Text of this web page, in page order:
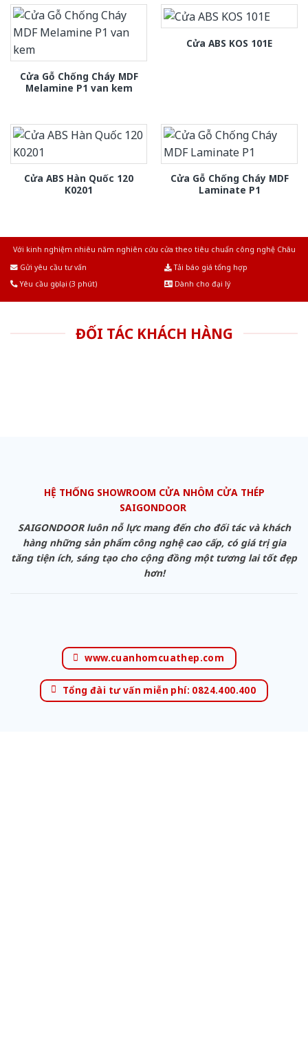
Cửa Gỗ Chống Cháy MDF
Melamine P1 van kem
Cửa ABS KOS 101E
Cửa ABS Hàn Quốc 120
K0201
Cửa Gỗ Chống Cháy MDF
Laminate P1
Với kinh nghiệm nhiêu năm nghiên cứu cửa theo tiêu chuẩn công nghệ Châu
Gửi yêu cầu tư vấn
Tải báo giá tổng hợp
Yêu cầu gọi lại (3 phút)
Dành cho đại lý
ĐỐI TÁC KHÁCH HÀNG
HỆ THỐNG SHOWROOM CỬA NHÔM CỬA THÉP
SAIGONDOOR
SAIGONDOOR luôn nỗ lực mang đến cho đối tác và khách
hàng những sản phẩm công nghệ cao cấp, có giá trị gia
tăng tiện ích, sáng tạo cho cộng đồng một tương lai tốt đẹp
hơn!
www.cuanhomcuathep.com
Tổng đài tư vấn miễn phí: 0824.400.400